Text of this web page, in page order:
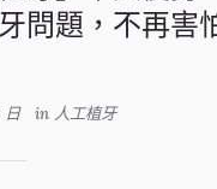
問題，不再害
日 in 人工植牙